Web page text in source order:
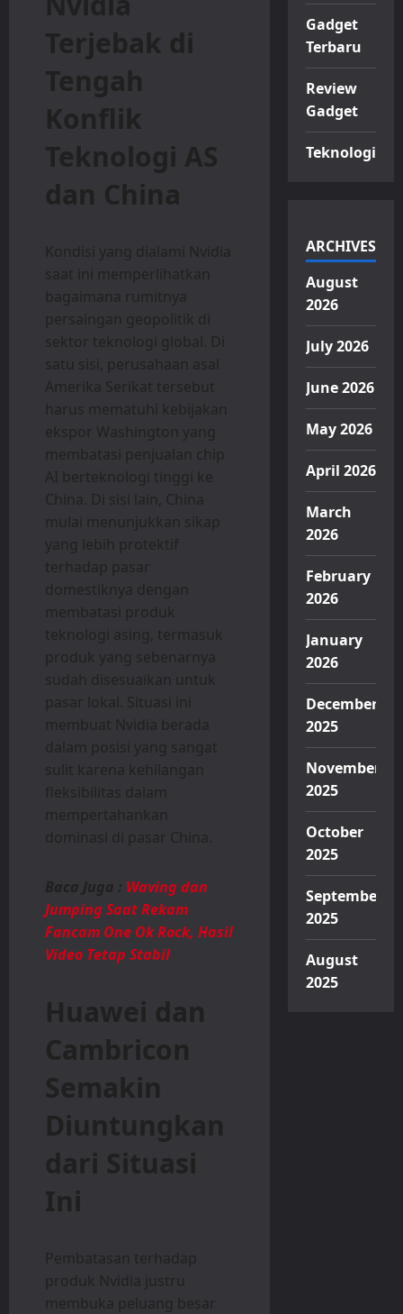
Terjebak di
Tengah
Konflik
Teknologi AS
dan China
Kondisi yang dialami Nvidia
saat ini memperlihatkan
bagaimana rumitnya
persaingan geopolitik di
sektor teknologi global. Di
satu sisi, perusahaan asal
Amerika Serikat tersebut
harus mematuhi kebijakan
ekspor Washington yang
membatasi penjualan chip
AI berteknologi tinggi ke
China. Di sisi lain, China
mulai menunjukkan sikap
yang lebih protektif
terhadap pasar
domestiknya dengan
membatasi produk
teknologi asing, termasuk
produk yang sebenarnya
sudah disesuaikan untuk
pasar lokal. Situasi ini
membuat Nvidia berada
dalam posisi yang sangat
sulit karena kehilangan
fleksibilitas dalam
mempertahankan
dominasi di pasar China.
Baca Juga : Waving dan
Jumping Saat Rekam
Fancam One Ok Rock, Hasil
Video Tetap Stabil
Huawei dan
Cambricon
Semakin
Diuntungkan
dari Situasi
Ini
Pembatasan terhadap
produk Nvidia justru
membuka peluang besar
Gadget
Terbaru
Review
Gadget
Teknologi
ARCHIVES
August
2026
July 2026
June 2026
May 2026
April 2026
March
2026
February
2026
January
2026
December
2025
November
2025
October
2025
September
2025
August
2025